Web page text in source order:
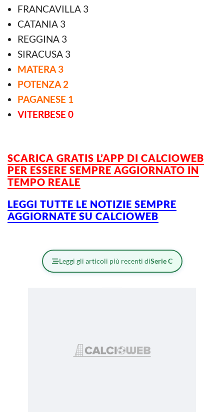
FRANCAVILLA 3
CATANIA 3
REGGINA 3
SIRACUSA 3
MATERA 3
POTENZA 2
PAGANESE 1
VITERBESE 0
SCARICA GRATIS L’APP DI CALCIOWEB
PER ESSERE SEMPRE AGGIORNATO IN
TEMPO REALE
LEGGI TUTTE LE NOTIZIE SEMPRE
AGGIORNATE SU CALCIOWEB
Leggi gli articoli più recenti diSerie C